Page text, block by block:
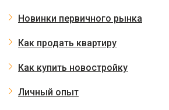
Новинки первичного рынка
Как продать квартиру
Как купить новостройку
Личный опыт